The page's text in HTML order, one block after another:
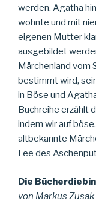
werden. Agatha
wohnte und mit
eigenen Mutter
ausgebildet
Märchenland vom
bestimmt wird,
in Böse und
Buchreihe erzählt
indem wir auf
altbekannte
Fee des
Die Bücherdiebin
von Markus Zusak